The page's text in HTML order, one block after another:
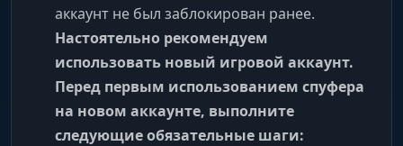
аккаунт не был заблокирован ранее.
Настоятельно рекомендуем
использовать новый игровой аккаунт.
Перед первым использованием спуфера
на новом аккаунте, выполните
следующие обязательные шаги: